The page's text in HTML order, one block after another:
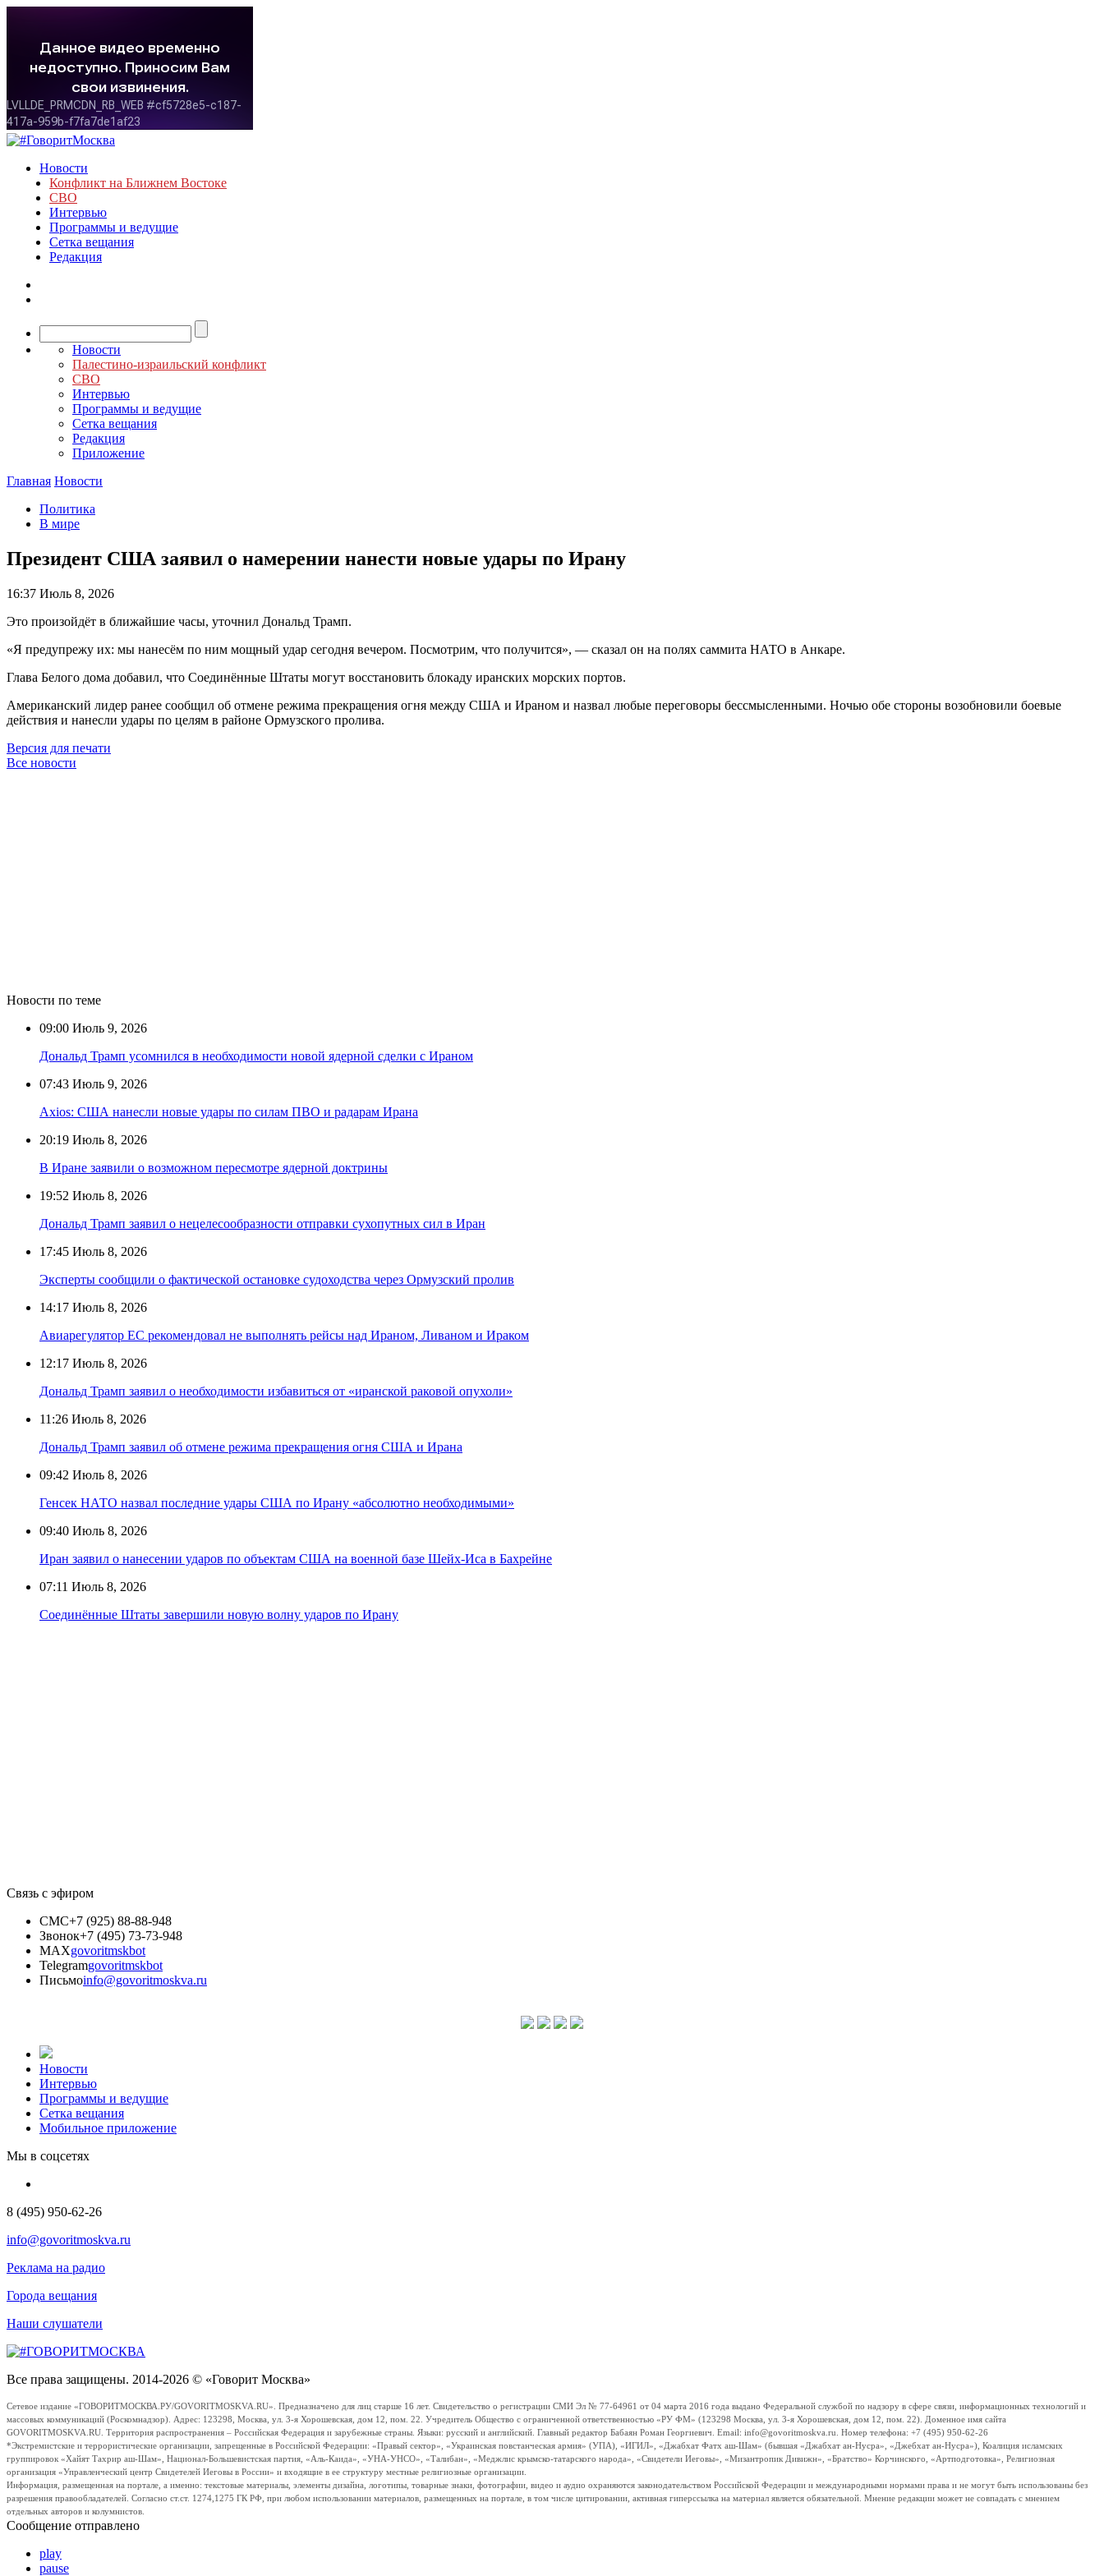
Новости
Конфликт на Ближнем Востоке
СВО
Интервью
Программы и ведущие
Сетка вещания
Редакция
Новости
Палестино-израильский конфликт
СВО
Интервью
Программы и ведущие
Сетка вещания
Редакция
Приложение
Главная Новости
Политика
В мире
Президент США заявил о намерении нанести новые удары по Ирану
16:37 Июль 8, 2026
Это произойдёт в ближайшие часы, уточнил Дональд Трамп.
«Я предупрежу их: мы нанесём по ним мощный удар сегодня вечером. Посмотрим, что получится», — сказал он на полях саммита НАТО в Анкаре.
Глава Белого дома добавил, что Соединённые Штаты могут восстановить блокаду иранских морских портов.
Американский лидер ранее сообщил об отмене режима прекращения огня между США и Ираном и назвал любые переговоры бессмысленными. Ночью обе стороны возобновили боевые
действия и нанесли удары по целям в районе Ормузского пролива.
Версия для печати
Все новости
Новости по теме
09:00 Июль 9, 2026
Дональд Трамп усомнился в необходимости новой ядерной сделки с Ираном
07:43 Июль 9, 2026
Axios: США нанесли новые удары по силам ПВО и радарам Ирана
20:19 Июль 8, 2026
В Иране заявили о возможном пересмотре ядерной доктрины
19:52 Июль 8, 2026
Дональд Трамп заявил о нецелесообразности отправки сухопутных сил в Иран
17:45 Июль 8, 2026
Эксперты сообщили о фактической остановке судоходства через Ормузский пролив
14:17 Июль 8, 2026
Авиарегулятор ЕС рекомендовал не выполнять рейсы над Ираном, Ливаном и Ираком
12:17 Июль 8, 2026
Дональд Трамп заявил о необходимости избавиться от «иранской раковой опухоли»
11:26 Июль 8, 2026
Дональд Трамп заявил об отмене режима прекращения огня США и Ирана
09:42 Июль 8, 2026
Генсек НАТО назвал последние удары США по Ирану «абсолютно необходимыми»
09:40 Июль 8, 2026
Иран заявил о нанесении ударов по объектам США на военной базе Шейх-Иса в Бахрейне
07:11 Июль 8, 2026
Соединённые Штаты завершили новую волну ударов по Ирану
Связь с эфиром
СМС+7 (925) 88-88-948
Звонок+7 (495) 73-73-948
MAXgovoritmskbot
Telegramgovoritmskbot
Письмоinfo@govoritmoskva.ru
Новости
Интервью
Программы и ведущие
Сетка вещания
Мобильное приложение
Мы в соцсетях
8 (495) 950-62-26
info@govoritmoskva.ru
Реклама на радио
Города вещания
Наши слушатели
Все права защищены. 2014-2026 © «Говорит Москва»
Сетевое издание «ГОВОРИТМОСКВА.РУ/GOVORITMOSKVA.RU». Предназначено для лиц старше 16 лет. Свидетельство о регистрации СМИ Эл № 77-64961 от 04 марта 2016 года выдано Федеральной службой по надзору в сфере связи, информационных технологий и
массовых коммуникаций (Роскомнадзор). Адрес: 123298, Москва, ул. 3-я Хорошевская, дом 12, пом. 22. Учредитель Общество с ограниченной ответственностью «РУ ФМ» (123298 Москва, ул. 3-я Хорошевская, дом 12, пом. 22). Доменное имя сайта
GOVORITMOSKVA.RU. Территория распространения – Российская Федерация и зарубежные страны. Языки: русский и английский. Главный редактор Бабаян Роман Георгиевич. Email: info@govoritmoskva.ru. Номер телефона: +7 (495) 950-62-26
*Экстремистские и террористические организации, запрещенные в Российской Федерации: «Правый сектор», «Украинская повстанческая армия» (УПА), «ИГИЛ», «Джабхат Фатх аш-Шам» (бывшая «Джабхат ан-Нусра», «Джебхат ан-Нусра»), Коалиция исламских
группировок «Хайят Тахрир аш-Шам», Национал-Большевистская партия, «Аль-Каида», «УНА-УНСО», «Талибан», «Меджлис крымско-татарского народа», «Свидетели Иеговы», «Мизантропик Дивижн», «Братство» Корчинского, «Артподготовка», Религиозная
организация «Управленческий центр Свидетелей Иеговы в России» и входящие в ее структуру местные религиозные организации.
Информация, размещенная на портале, а именно: текстовые материалы, элементы дизайна, логотипы, товарные знаки, фотографии, видео и аудио охраняются законодательством Российской Федерации и международными нормами права и не могут быть использованы без
разрешения правообладателей. Согласно ст.ст. 1274,1275 ГК РФ, при любом использовании материалов, размещенных на портале, в том числе цитировании, активная гиперссылка на материал является обязательной. Мнение редакции может не совпадать с мнением
отдельных авторов и колумнистов.
Сообщение отправлено
play
pause